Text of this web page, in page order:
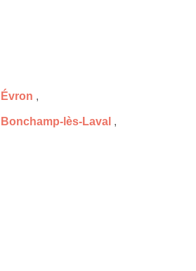
Évron ,
Bonchamp-lès-Laval ,